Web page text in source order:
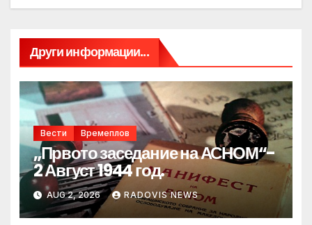
Други информации...
Вести Времеплов
„Првото заседание на АСНОМ“-
2 Август 1944 год.
AUG 2, 2026 RADOVIS NEWS